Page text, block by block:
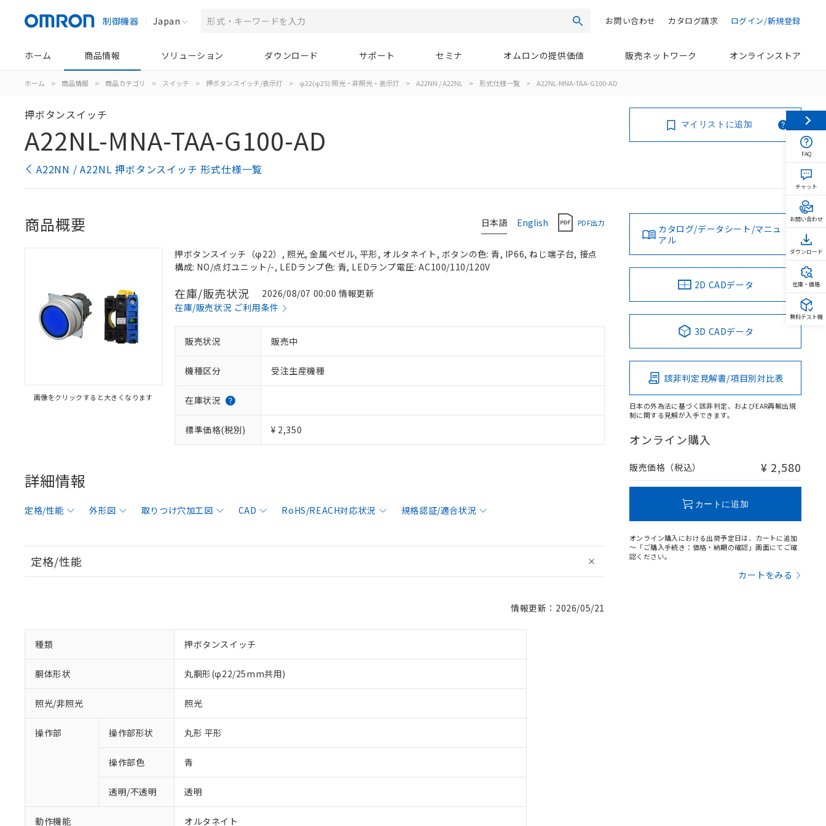
制御機器 Japan 検索 ログイン/新規登録
カタログ請求
お問い合わせ
ホーム 商品情報 ソリューション ダウンロード サポート セミナ オムロンの提供価値 販売ネットワーク オンラインストア
ホーム > 商品情報 > 商品カテゴリ > スイッチ > 押ボタンスイッチ/表示灯 > φ22(φ25):照光・非照光・表示灯 > A22NN / A22NL > 形式仕様一覧 > A22NL-MNA-TAA-G100-AD
押ボタンスイッチ
A22NL-MNA-TAA-G100-AD
A22NN / A22NL 押ボタンスイッチ 形式仕様一覧
マイリストに追加
日本語 English PDF出力
商品概要
画像をクリックすると大きくなります
押ボタンスイッチ（φ22）, 照光, 金属ベゼル, 平形, オルタネイト, ボタンの色: 青, IP66, ねじ端子台, 接点
構成: NO/点灯ユニット/-, LEDランプ色: 青, LEDランプ電圧: AC100/110/120V
在庫/販売状況
2026/08/07 00:00 情報更新
在庫/販売状況 ご利用条件
販売状況 販売中
機種区分 受注生産機種
在庫状況
標準価格(税別) ¥ 2,350
詳細情報
定格/性能 外形図 取りつけ穴加工図 CAD RoHS/REACH対応状況 規格認証/適合状況
定格/性能
情報更新：2026/05/21
種類 押ボタンスイッチ
胴体形状 丸胴形(φ22/25mm共用)
照光/非照光 照光
操作部 操作部形状 丸形 平形
操作部色 青
透明/不透明 透明
動作機能 オルタネイト
カタログ/データシート/マニュ
アル
2D CADデータ
3D CADデータ
該非判定見解書/項目別対比表
日本の外為法に基づく該非判定、およびEAR再輸出規
制に関する見解が入手できます。
オンライン購入
販売価格（税込） ¥ 2,580
カートに追加
オンライン購入における出荷予定日は、カートに追加
～「ご購入手続き：価格・納期の確認」画面にてご確
認ください。
カートをみる
FAQ
チャット
お問い合わせ
ダウンロード
在庫・価格
無料テスト機